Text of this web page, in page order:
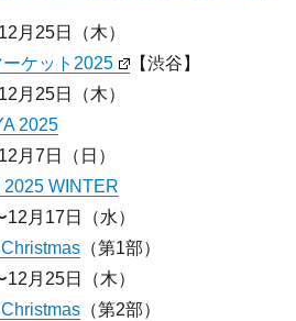
月25日（木）
ケット2025
【渋谷】
月25日（木）
2025
月7日（日）
2025 WINTER
月17日（水）
（第1部）
月25日（木）
（第2部）